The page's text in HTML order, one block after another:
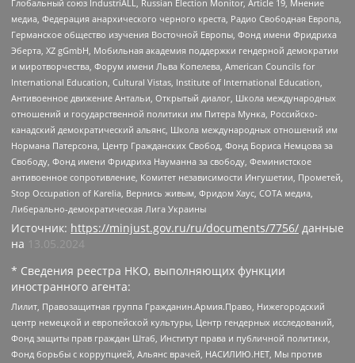
Глобальный союз IndustriALL, Russian Election Monitor, Article 19, Мнение
медиа, Федерация анархического черного креста, Радио Свободная Европа,
Германское общество изучения Восточной Европы, Фонд имени Фридриха
Эберта, XZ gGmbH, Мобильная академия поддержки гендерной демократии
и миротворчества, Форум имени Льва Копелева, American Councils for
International Education, Cultural Vistas, Institute of International Education,
Антивоенное движение Антальи, Открытый диалог, Школа международных
отношений и государственной политики им Питера Мунка, Российско-
канадский демократический альянс, Школа международных отношений им
Нормана Патерсона, Центр Гражданских Свобод, Фонд Бориса Немцова за
Свободу, Фонд имени Фридриха Науманна за свободу, Феминистское
антивоенное сопротивление, Комитет независимости Ингушетии, Прометей,
Stop Occupation of Karelia, Вернись живым, Фридом Хаус, СОТА медиа,
Либерально-демократическая Лига Украины
Источник: https://minjust.gov.ru/ru/documents/7756/ данные
на
13.05.2024
* Сведения реестра НКО, выполняющих функции
иностранного агента:
Лилит, Правозащитная группа Гражданин.Армия.Право, Нижегородский
центр немецкой и европейской культуры, Центр гендерных исследований,
Фонд защиты прав граждан Штаб, Институт права и публичной политики,
Фонд борьбы с коррупцией, Альянс врачей, НАСИЛИЮ.НЕТ, Мы против